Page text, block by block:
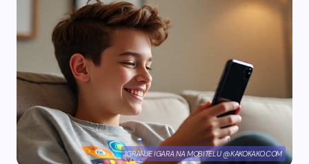
IGRANJE IGARA NA MOBITELU @KAKOKAKO.COM